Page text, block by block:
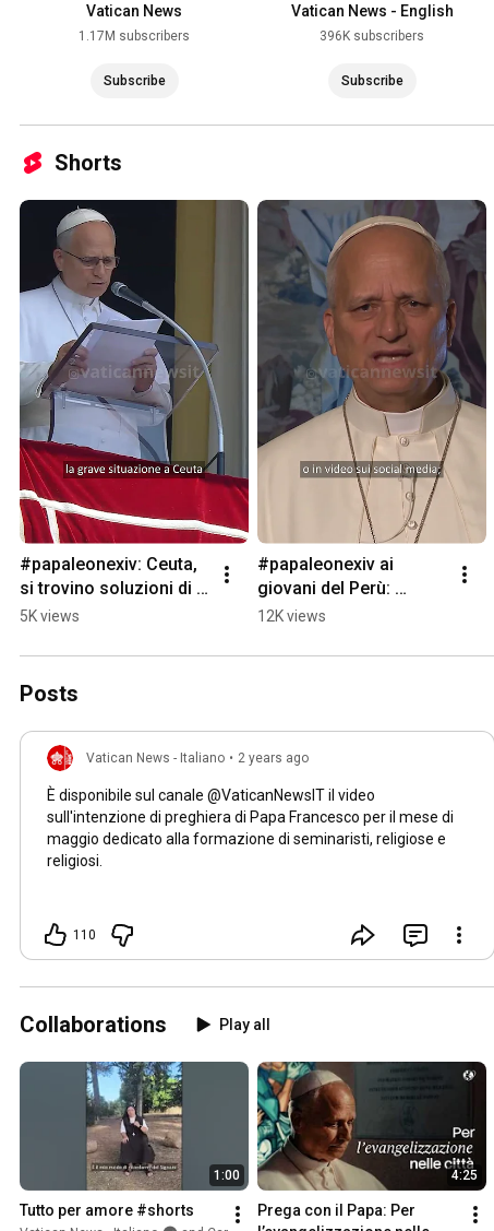
Vatican News
1.17M subscribers
Subscribe
Vatican News - English
396K subscribers
Subscribe
Shorts
#papaleonexiv: Ceuta,
si trovino soluzioni di
pace, stabilità e
#shorts
5K views
#papaleonexiv ai
giovani del Perù:
riaccendete la
che soffrono #shorts
12K views
Posts
Vatican News - Italiano • 2 years ago
È disponibile sul canale @VaticanNewsIT il video
sull'intenzione di preghiera di Papa Francesco per il mese di
maggio dedicato alla formazione di seminaristi, religiose e
religiosi.
110
Collaborations Play all
1:00
Tutto per amore #shorts
4:25
Prega con il Papa: Per